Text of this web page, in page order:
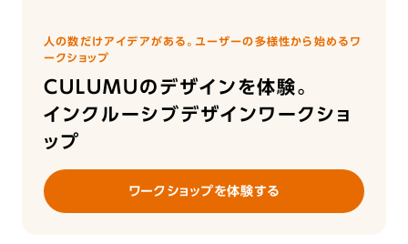
人の数だけアイデアがある。ユーザーの多様性から始めるワ
ークショップ
CULUMUのデザインを体験。
インクルーシブデザインワークショ
ップ
ワークショップを体験する